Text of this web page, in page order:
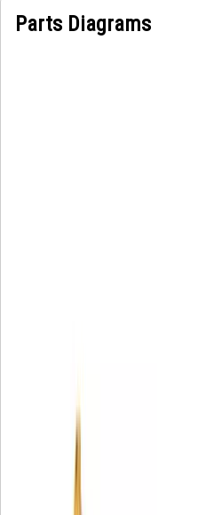
Parts Diagrams